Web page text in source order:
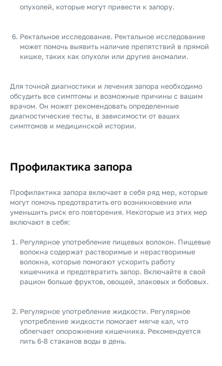
опухолей, которые могут привести к запору.
Ректальное исследование. Ректальное исследование
может помочь выявить наличие препятствий в прямой
кишке, таких как опухоли или другие аномалии.
Для точной диагностики и лечения запора необходимо
обсудить все симптомы и возможные причины с вашим
врачом. Он может рекомендовать определенные
диагностические тесты, в зависимости от ваших
симптомов и медицинской истории.
Профилактика запора
Профилактика запора включает в себя ряд мер, которые
могут помочь предотвратить его возникновение или
уменьшить риск его повторения. Некоторые из этих мер
включают в себя:
Регулярное употребление пищевых волокон. Пищевые
волокна содержат растворимые и нерастворимые
волокна, которые помогают ускорить работу
кишечника и предотвратить запор. Включайте в свой
рацион больше фруктов, овощей, злаковых и бобовых.
Регулярное употребление жидкости. Регулярное
употребление жидкости помогает мягче кал, что
облегчает опорожнение кишечника. Рекомендуется
пить 6-8 стаканов воды в день.